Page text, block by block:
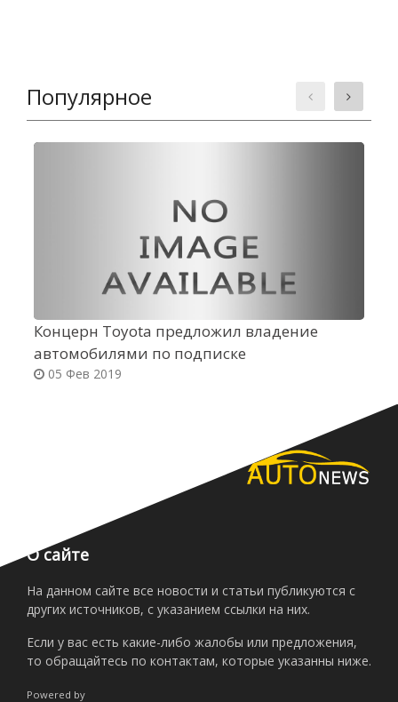
Популярное
Концерн Toyota предложил владение
автомобилями по подписке
05 Фев 2019
О сайте
На данном сайте все новости и статьи публикуются с
других источников, с указанием ссылки на них.
Если у вас есть какие-либо жалобы или предложения,
то обращайтесь по контактам, которые указанны ниже.
Powered by